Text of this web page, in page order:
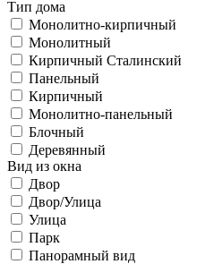
Тип дома
Монолитно-кирпичный
Монолитный
Кирпичный Сталинский
Панельный
Кирпичный
Монолитно-панельный
Блочный
Деревянный
Вид из окна
Двор
Двор/Улица
Улица
Парк
Панорамный вид